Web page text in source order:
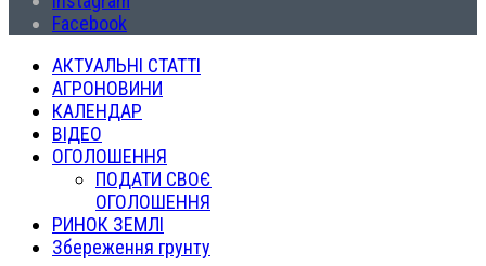
Facebook
АКТУАЛЬНІ СТАТТІ
АГРОНОВИНИ
КАЛЕНДАР
ВІДЕО
ОГОЛОШЕННЯ
ПОДАТИ СВОЄ
ОГОЛОШЕННЯ
РИНОК ЗЕМЛІ
Збереження грунту